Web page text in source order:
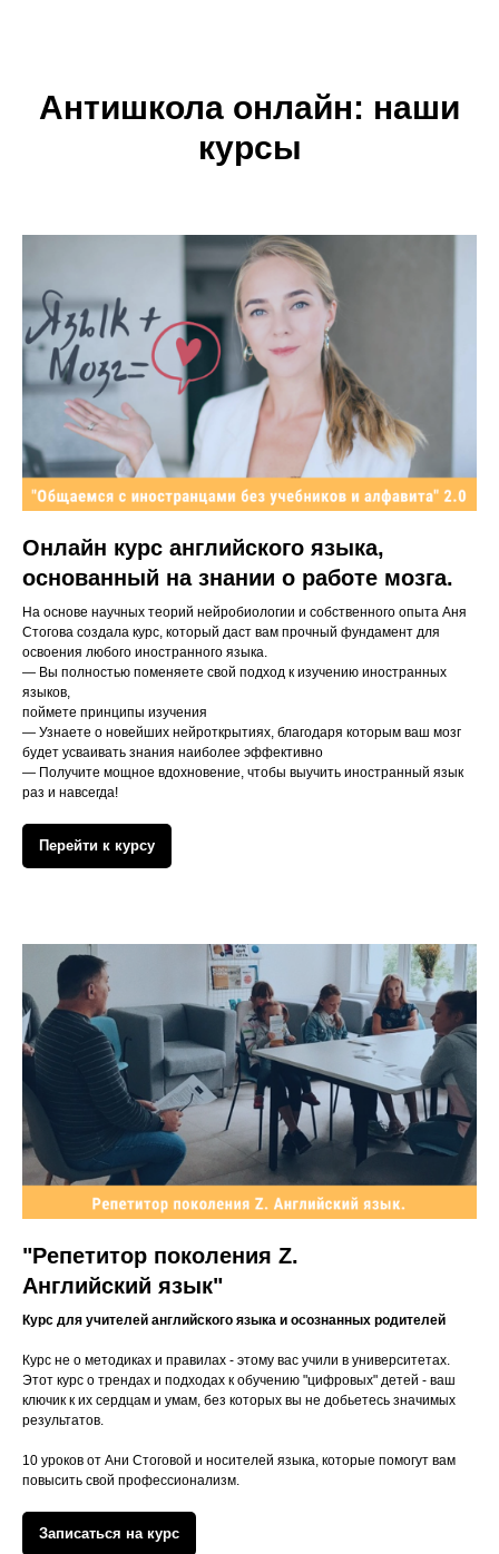
Антишкола онлайн: наши
курсы
Онлайн курс английского языка,
основанный на знании о работе мозга.
На основе научных теорий нейробиологии и собственного опыта Аня
Стогова создала курс, который даст вам прочный фундамент для
освоения любого иностранного языка.
— Вы полностью поменяете свой подход к изучению иностранных
языков,
поймете принципы изучения
— Узнаете о новейших нейроткрытиях, благодаря которым ваш мозг
будет усваивать знания наиболее эффективно
— Получите мощное вдохновение, чтобы выучить иностранный язык
раз и навсегда!
Перейти к курсу
"Репетитор поколения Z.
Английский язык"
Курс для учителей английского языка и осознанных родителей
Курс не о методиках и правилах - этому вас учили в университетах.
Этот курс о трендах и подходах к обучению "цифровых" детей - ваш
ключик к их сердцам и умам, без которых вы не добьетесь значимых
результатов.
10 уроков от Ани Стоговой и носителей языка, которые помогут вам
повысить свой профессионализм.
Записаться на курс